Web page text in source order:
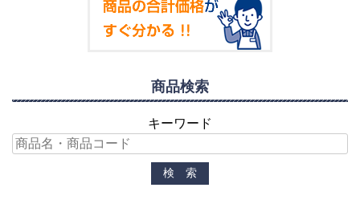
商品検索
キーワード